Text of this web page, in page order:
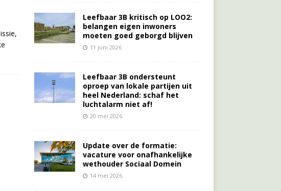
Leefbaar 3B kritisch op LOO2:
belangen eigen inwoners
moeten goed geborgd blijven
11 juni 2026
Leefbaar 3B ondersteunt
oproep van lokale partijen uit
heel Nederland: schaf het
luchtalarm niet af!
20 mei 2026
Update over de formatie:
vacature voor onafhankelijke
wethouder Sociaal Domein
14 mei 2026